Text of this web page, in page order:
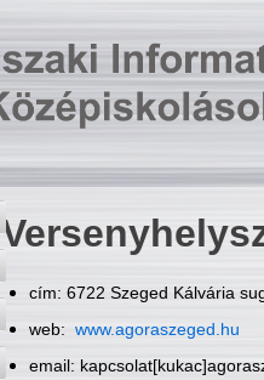
cím: 6722 Szeged Kálvária
web: www.agoraszeged.hu
email: